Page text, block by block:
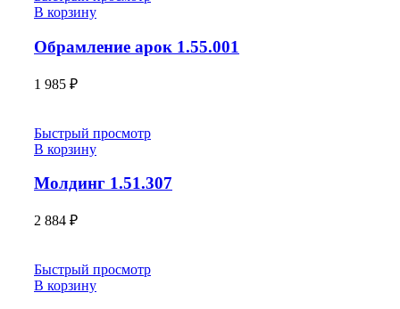
В корзину
Обрамление арок 1.55.001
1 985 ₽
Быстрый просмотр
В корзину
Молдинг 1.51.307
2 884 ₽
Быстрый просмотр
В корзину